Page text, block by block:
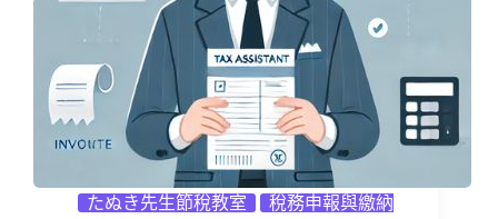
たぬき先生節稅教室
稅務申報與繳納